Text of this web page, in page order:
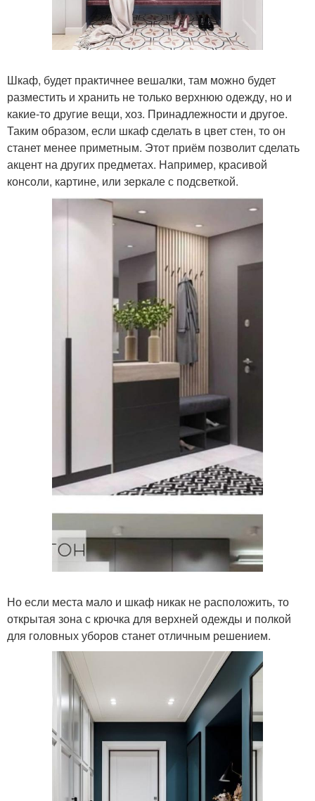
Шкаф, будет практичнее вешалки, там можно будет
разместить и хранить не только верхнюю одежду, но и
какие-то другие вещи, хоз. Принадлежности и другое.
Таким образом, если шкаф сделать в цвет стен, то он
станет менее приметным. Этот приём позволит сделать
акцент на других предметах. Например, красивой
консоли, картине, или зеркале с подсветкой.
Но если места мало и шкаф никак не расположить, то
открытая зона с крючка для верхней одежды и полкой
для головных уборов станет отличным решением.